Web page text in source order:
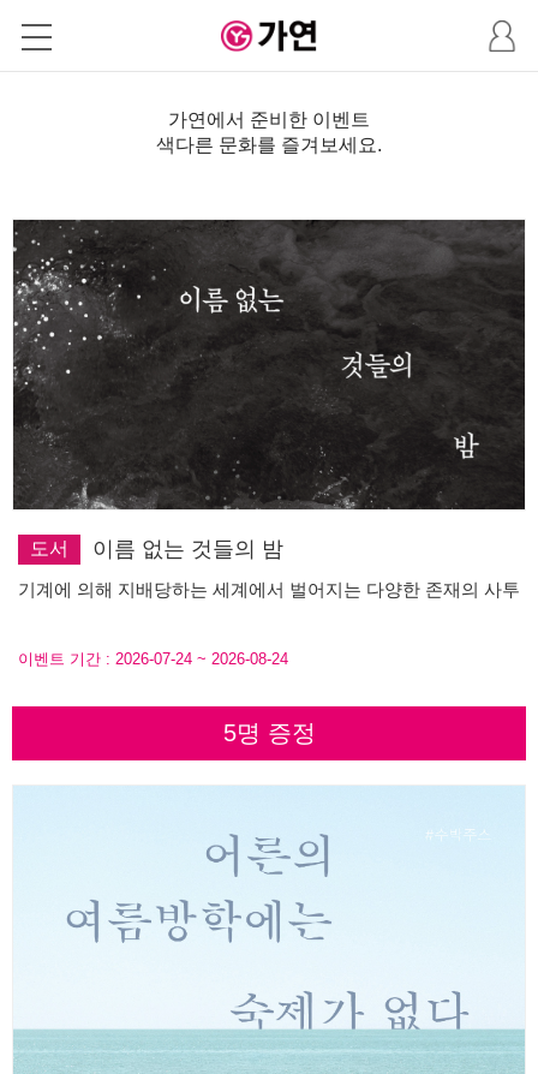
마
이
가연에서 준비한 이벤트
색다른 문화를 즐겨보세요.
도서 이름 없는 것들의 밤
기계에 의해 지배당하는 세계에서 벌어지는 다양한 존재의 사투
이벤트 기간 : 2026-07-24 ~ 2026-08-24
5명 증정